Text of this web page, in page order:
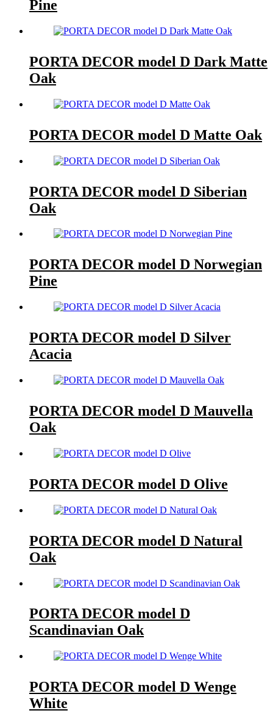
Pine
PORTA DECOR model D Dark Matte
Oak
PORTA DECOR model D Matte Oak
PORTA DECOR model D Siberian
Oak
PORTA DECOR model D Norwegian
Pine
PORTA DECOR model D Silver
Acacia
PORTA DECOR model D Mauvella
Oak
PORTA DECOR model D Olive
PORTA DECOR model D Natural
Oak
PORTA DECOR model D
Scandinavian Oak
PORTA DECOR model D Wenge
White